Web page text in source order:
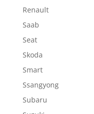
Renault
Saab
Seat
Skoda
Smart
Ssangyong
Subaru